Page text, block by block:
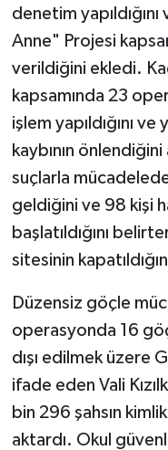
denetim
Anne" Projesi
verildiğini ekledi.
kapsamında 23
işlem yapıldığını
kaybının
suçlarla
geldiğini ve 98 kişi
başlatıldığını
sitesinin
Düzensiz göçle
operasyonda 16
dışı edilmek üzere
ifade eden Vali
bin 296 şahsın
aktardı. Okul